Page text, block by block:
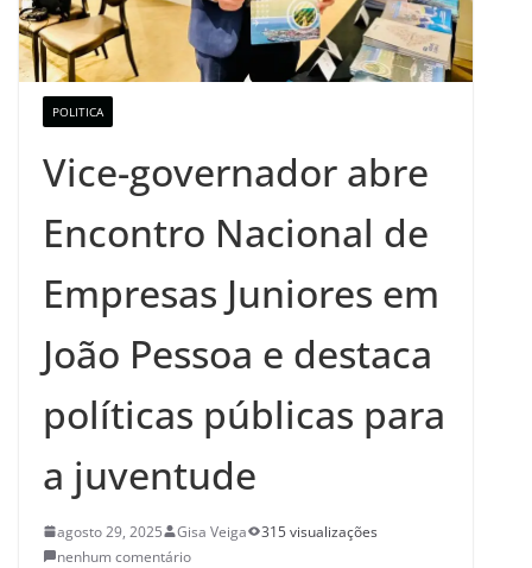
POLITICA
Vice-governador abre
Encontro Nacional de
Empresas Juniores em
João Pessoa e destaca
políticas públicas para
a juventude
agosto 29, 2025 Gisa Veiga
315 visualizações
nenhum comentário